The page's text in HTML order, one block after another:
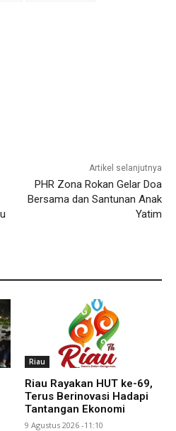
Artikel selanjutnya
PHR Zona Rokan Gelar Doa
Bersama dan Santunan Anak
Yatim
Riau
Riau Rayakan HUT ke-69,
Terus Berinovasi Hadapi
Tantangan Ekonomi
9 Agustus 2026 -11:10